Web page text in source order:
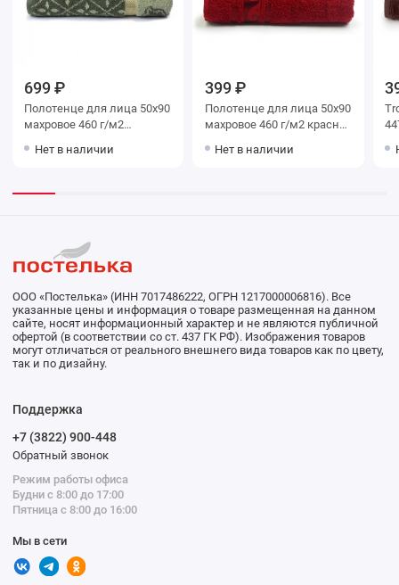
699 ₽
Полотенце для лица 50х90
махровое 460 г/м2
мануфактура Coronal
Нет в наличии
399 ₽
Полотенце для лица 50х90
махровое 460 г/м2 красное
Нет в наличии
ООО «Постелька» (ИНН 7017486222, ОГРН 1217000006816). Все
указанные цены и информация о товаре размещенная на данном
сайте, носят информационный характер и не являются публичной
офертой (в соответствии со ст. 437 ГК РФ). Изображения товаров
могут отличаться от реального внешнего вида товаров как по цвету,
так и по дизайну.
Поддержка
+7 (3822) 900-448
Обратный звонок
Режим работы офиса
Будни с 8:00 до 17:00
Пятница с 8:00 до 16:00
Мы в сети